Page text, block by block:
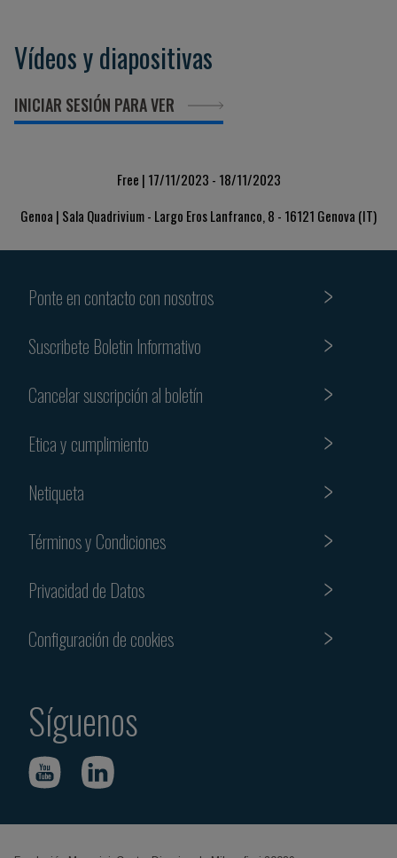
Vídeos y diapositivas
INICIAR SESIÓN PARA VER
Free | 17/11/2023 - 18/11/2023
Genoa | Sala Quadrivium - Largo Eros Lanfranco, 8 - 16121 Genova (IT)
Ponte en contacto con nosotros
Suscribete Boletin Informativo
Cancelar suscripción al boletín
Etica y cumplimiento
Netiqueta
Términos y Condiciones
Privacidad de Datos
Configuración de cookies
Síguenos